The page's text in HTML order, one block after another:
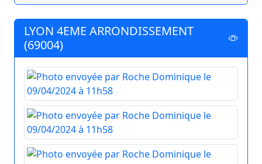
LYON 4EME ARRONDISSEMENT
(69004)